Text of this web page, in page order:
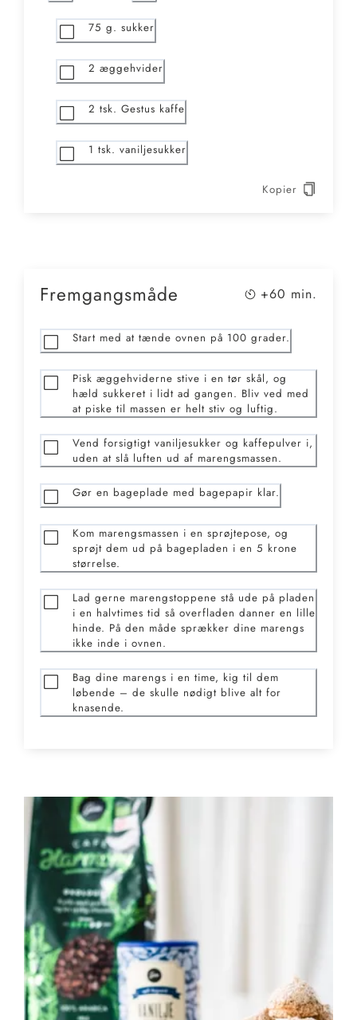
75 g. sukker
2 æggehvider
2 tsk. Gestus kaffe
1 tsk. vaniljesukker
Kopier
Fremgangsmåde +60 min.
Start med at tænde ovnen på 100 grader.
Pisk æggehviderne stive i en tør skål, og
hæld sukkeret i lidt ad gangen. Bliv ved med
at piske til massen er helt stiv og luftig.
Vend forsigtigt vaniljesukker og kaffepulver i,
uden at slå luften ud af marengsmassen.
Gør en bageplade med bagepapir klar.
Kom marengsmassen i en sprøjtepose, og
sprøjt dem ud på bagepladen i en 5 krone
størrelse.
Lad gerne marengstoppene stå ude på pladen
i en halvtimes tid så overfladen danner en lille
hinde. På den måde sprækker dine marengs
ikke inde i ovnen.
Bag dine marengs i en time, kig til dem
løbende – de skulle nødigt blive alt for
knasende.